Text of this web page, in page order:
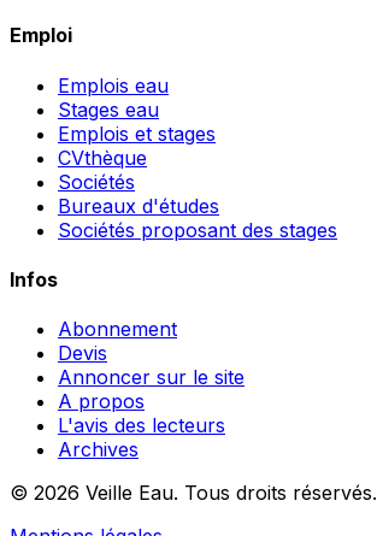
Emploi
Emplois eau
Stages eau
Emplois et stages
CVthèque
Sociétés
Bureaux d'études
Sociétés proposant des stages
Infos
Abonnement
Devis
Annoncer sur le site
A propos
L'avis des lecteurs
Archives
© 2026 Veille Eau. Tous droits réservés.